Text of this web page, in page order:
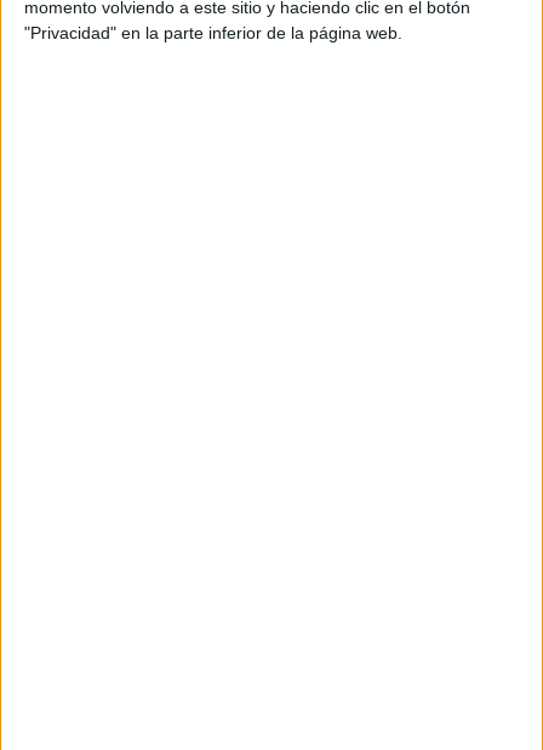
momento volviendo a este sitio y haciendo clic en el botón
"Privacidad" en la parte inferior de la página web.